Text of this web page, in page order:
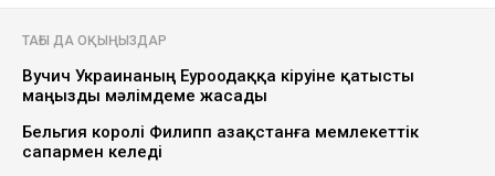
ТАҒЫ ДА ОҚЫҢЫЗДАР
Вучич Украинаның Еуроодаққа кіруіне қатысты
маңызды мәлімдеме жасады
Бельгия королі Филипп Қазақстанға мемлекеттік
сапармен келеді